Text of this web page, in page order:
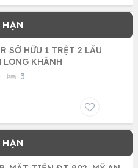
SỞ HỮU 1 TRỆT 2 LẦU
KHÁNH
· 3